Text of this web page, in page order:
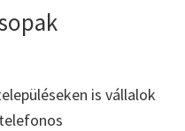
is vállalok